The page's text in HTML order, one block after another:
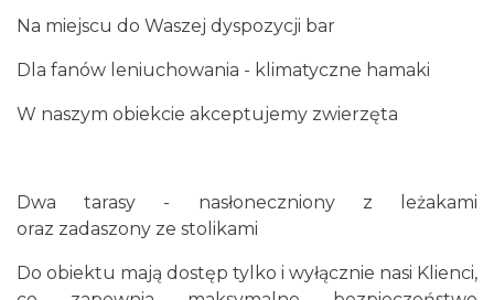
Na miejscu do Waszej dyspozycji bar
Dla fanów leniuchowania - klimatyczne hamaki
W naszym obiekcie akceptujemy zwierzęta
Dwa tarasy - nasłoneczniony z leżakami
oraz zadaszony ze stolikami
Do obiektu mają dostęp tylko i wyłącznie nasi Klienci,